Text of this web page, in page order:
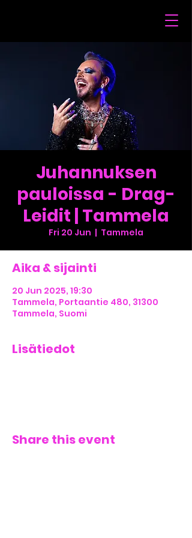
Juhannuksen
pauloissa - Drag-
Leidit | Tammela
Fri 20 Jun
  |
Tammela
Aika & sijainti
20 Jun 2025, 19:30
Tammela, Portaantie 480, 31300
Tammela, Suomi
Lisätiedot
Share this event